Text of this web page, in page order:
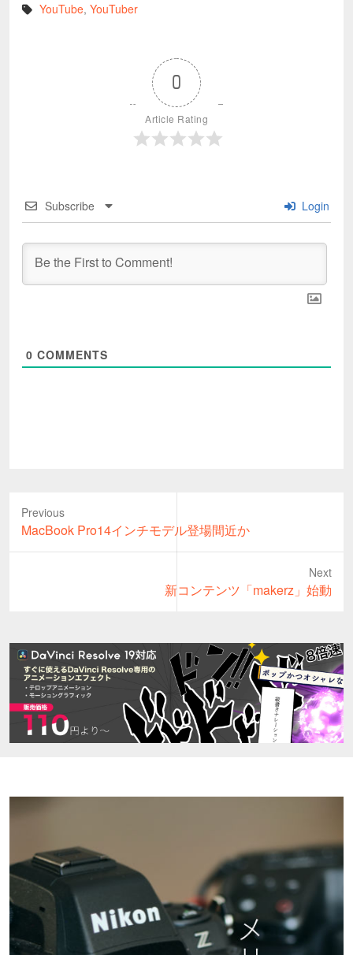
YouTube, YouTuber
0
Article Rating
Subscribe Login
0 COMMENTS
Previous
Previous
post:
MacBook Pro14インチモデル登場間近か
Next
新コンテンツ「makerz」始動